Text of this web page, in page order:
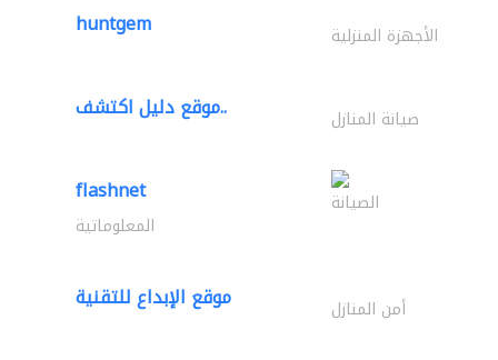
huntgem الأجهزة المنزلية
موقع دليل اكتشف.. صيانة المنازل
flashnet الصيانة
المعلوماتية
موقع الإبداع للتقنية أمن المنازل